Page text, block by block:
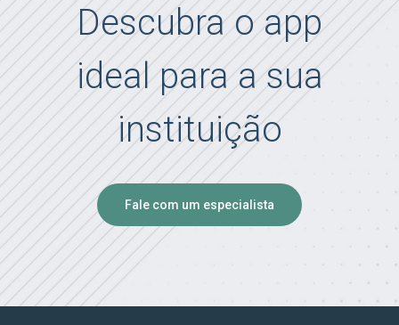
Descubra o app
ideal para a sua
instituição
Fale com um especialista